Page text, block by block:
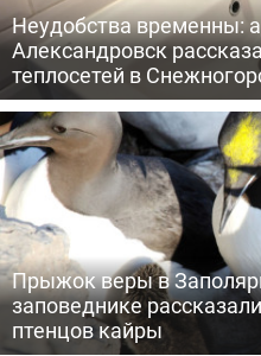
Неудобства временны:
Александровск
теплосетей в
Прыжок веры в
заповеднике
птенцов кайры